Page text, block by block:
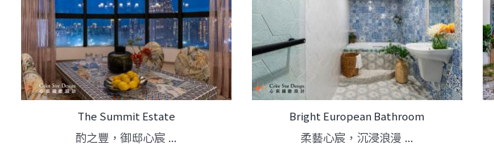
The Summit Estate
酌之豐，御邸心宸 ...
Bright European Bathroom
柔藝心宸，沉浸浪漫 ...